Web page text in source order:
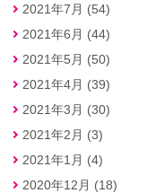
2021年7月 (54)
2021年6月 (44)
2021年5月 (50)
2021年4月 (39)
2021年3月 (30)
2021年2月 (3)
2021年1月 (4)
2020年12月 (18)